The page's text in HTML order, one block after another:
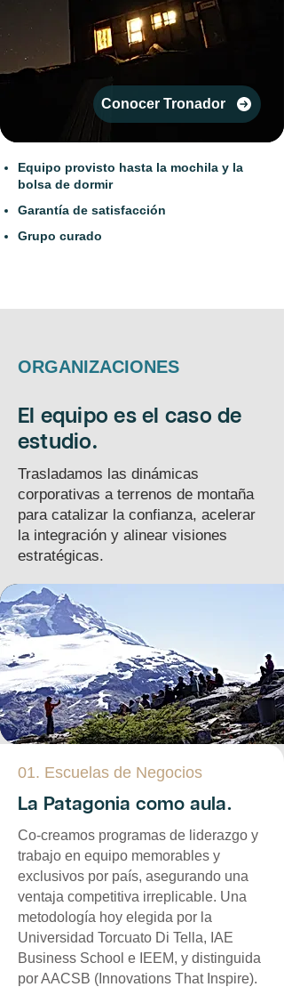
Conocer Tronador
Equipo provisto hasta la mochila y la
bolsa de dormir
Garantía de satisfacción
Grupo curado
ORGANIZACIONES
El equipo es el caso de
estudio.
Trasladamos las dinámicas
corporativas a terrenos de montaña
para catalizar la confianza, acelerar
la integración y alinear visiones
estratégicas.
01. Escuelas de Negocios
La Patagonia como aula.
Co-creamos programas de liderazgo y
trabajo en equipo memorables y
exclusivos por país, asegurando una
ventaja competitiva irreplicable. Una
metodología hoy elegida por la
Universidad Torcuato Di Tella, IAE
Business School e IEEM, y distinguida
por AACSB (Innovations That Inspire).